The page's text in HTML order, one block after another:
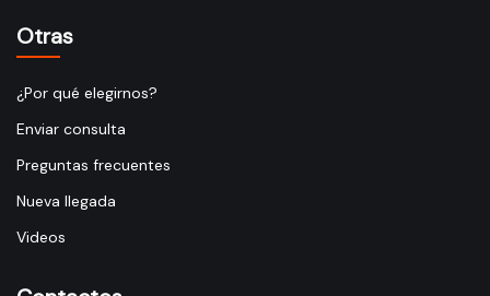
Otras
¿Por qué elegirnos?
Enviar consulta
Preguntas frecuentes
Nueva llegada
Videos